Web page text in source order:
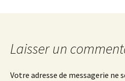
Laisser un
Votre adresse de messagerie ne